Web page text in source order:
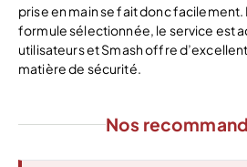
prise en main se fait donc facilement.
formule sélectionnée, le service est
utilisateurs et Smash offre
matière de sécurité.
Nos